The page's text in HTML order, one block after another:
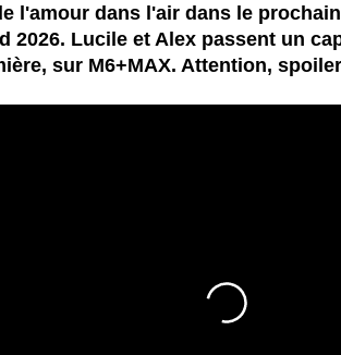
l'amour dans l'air dans le
2026. Lucile et Alex passent un
sur M6+MAX. Attention,